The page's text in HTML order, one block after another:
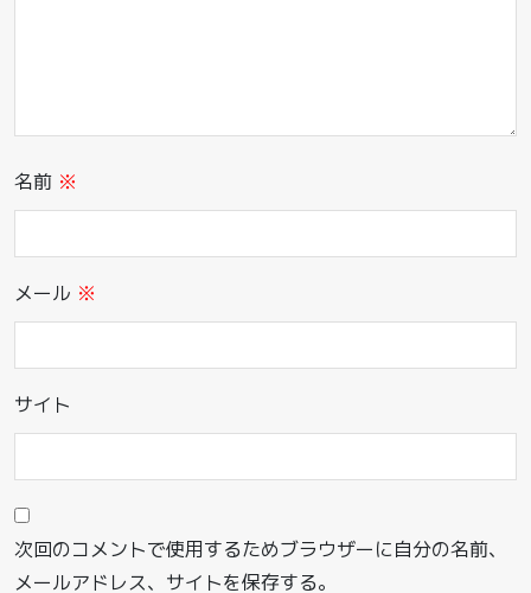
名前 ※
メール ※
サイト
次回のコメントで使用するためブラウザーに自分の名前、
メールアドレス、サイトを保存する。